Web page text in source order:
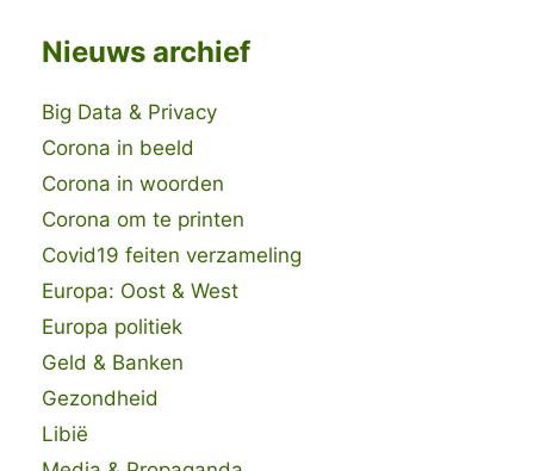
Nieuws archief
Big Data & Privacy
Corona in beeld
Corona in woorden
Corona om te printen
Covid19 feiten verzameling
Europa: Oost & West
Europa politiek
Geld & Banken
Gezondheid
Libië